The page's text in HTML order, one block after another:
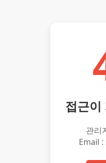
접근이
관리
Email